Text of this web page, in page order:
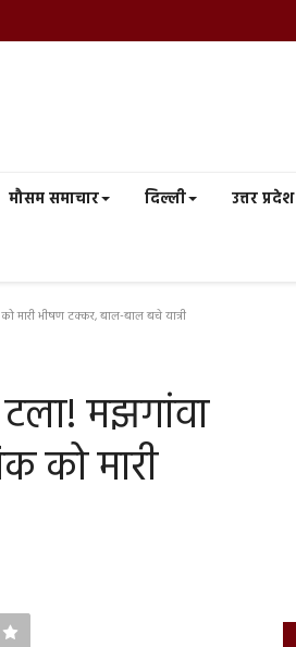
मौसम समाचार दिल्ली उत्तर प्रदेश
मारी भीषण टक्कर, बाल-बाल बचे यात्री
मझगांवा
को मारी